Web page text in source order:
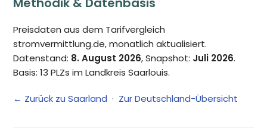
Preisdaten aus dem Tarifvergleich
stromvermittlung.de, monatlich aktualisiert.
Datenstand: 8. August 2026, Snapshot: Juli 2026.
Basis: 13 PLZs im Landkreis Saarlouis.
← Zurück zu Saarland · Zur Deutschland-Übersicht